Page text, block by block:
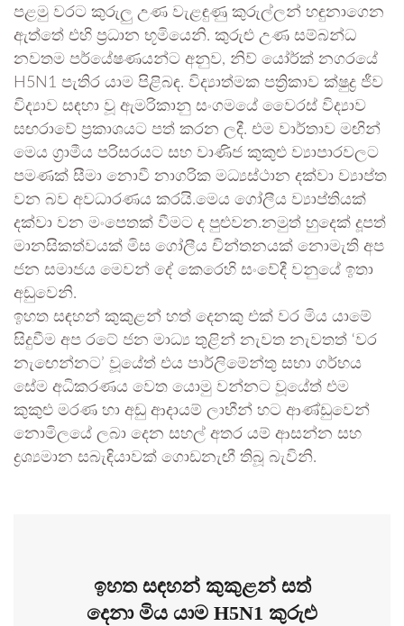
පළමු වරට කුරුලු උණ වැළඳුණු කුරුල්ලන් හඳුනාගෙන
ඇත්තේ එහි ප්‍රධාන භූමියෙනි. කුරුළු උණ සම්බන්ධ
නවතම පර්යේෂණයන්ට අනුව, නිව් යෝර්ක් නගරයේ
H5N1 පැතිර යාම පිළිබඳ. විද්‍යාත්මක පත්‍රිකාව ක්ෂුද්‍ර ජීව
විද්‍යාව සඳහා වූ ඇමරිකානු සංගමයේ වෛරස් විද්‍යාව
සඟරාවේ ප්‍රකාශයට පත් කරන ලදී. එම වාර්තාව මඟින්
මෙය ග්‍රාමීය පරිසරයට සහ වාණිජ කුකුළු ව්‍යාපාරවලට
පමණක් සීමා නොවී නාගරික මධ්‍යස්ථාන දක්වා ව්‍යාප්ත
වන බව අවධාරණය කරයි.මෙය ගෝලීය ව්‍යාප්තියක්
දක්වා වන මංපෙතක් වීමට ද පුළුවන.නමුත් හුදෙක් දූපත්
මානසිකත්වයක් මිස ගෝලීය චින්තනයක් නොමැති අප
ජන සමාජය මෙවන් දේ කෙරෙහි සංවේදී වනුයේ ඉතා
අඩුවෙනි.
ඉහත සඳහන් කුකුළන් හත් දෙනකු එක් වර මිය යාමේ
සිදුවීම අප රටේ ජන මාධ්‍ය තුළින් නැවත නැවතත් ‘වර
නැඟෙන්නට’ වූයේත් එය පාර්ලිමේන්තු සභා ගර්භය
සේම අධිකරණය වෙත යොමු වන්නට වූයේත් එම
කුකුළු මරණ හා අඩු ආදායම් ලාභීන් හට ආණ්ඩුවෙන්
නොමිලයේ ලබා දෙන සහල් අතර යම් ආසන්න සහ
ද්‍රශ්‍යමාන සබැඳියාවක් ගොඩනැඟී තිබූ බැවිනි.
ඉහත සඳහන් කුකුළන් සත්
දෙනා මිය යාම H5N1 කුරුළු